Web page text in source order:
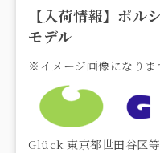
【入荷情報】ポ
モデル
※イメージ画像になり
Glück 東京都世田谷区